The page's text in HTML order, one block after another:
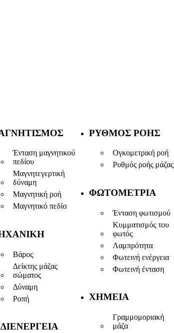
Ένταση μαγνητικού
πεδίου
Μαγνητεγερτική
δύναμη
Μαγνητική ροή
Μαγνητικό πεδίο
Βάρος
Δείκτης μάζας
σώματος
Δύναμη
Ροπή
ΡΥΘΜΌΣ ΡΟΉΣ
Ογκομετρική ροή
Ρυθμός ροής μάζας
ΦΩΤΟΜΕΤΡΊΑ
Ένταση φωτισμού
Κυμματισμός του
φωτός
Λαμπρότητα
Φωτεινή ενέργεια
Φωτεινή ένταση
ΧΗΜΕΊΑ
Γραμμομοριακή
μάζα